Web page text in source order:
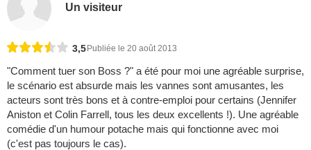
Un visiteur
3,5Publiée le 20 août 2013
"Comment tuer son Boss ?" a été pour moi une agréable surprise,
le scénario est absurde mais les vannes sont amusantes, les
acteurs sont très bons et à contre-emploi pour certains (Jennifer
Aniston et Colin Farrell, tous les deux excellents !). Une agréable
comédie d'un humour potache mais qui fonctionne avec moi
(c'est pas toujours le cas).